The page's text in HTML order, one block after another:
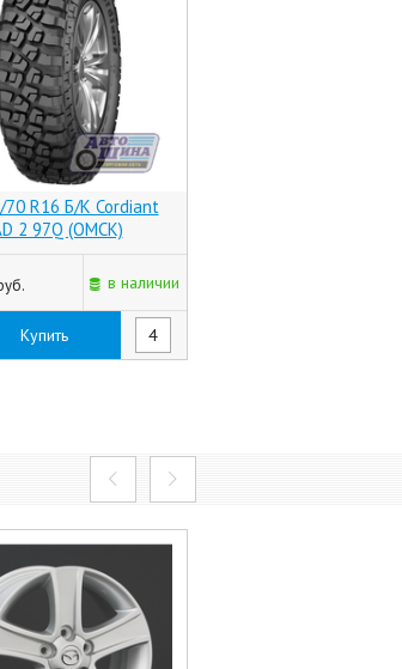
R16 Б/К Cordiant
2 97Q (ОМСК)
в наличии
Купить